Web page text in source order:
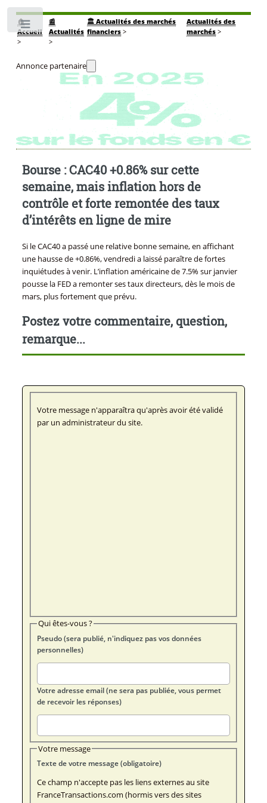
🏠
Accueil
>
📰
Actualités
>
🏛️ Actualités des marchés
financiers >
Actualités des
marchés >
Annonce partenaire
Bourse : CAC40 +0.86% sur cette
semaine, mais inflation hors de
contrôle et forte remontée des taux
d’intérêts en ligne de mire
Si le CAC40 a passé une relative bonne semaine, en affichant
une hausse de +0.86%, vendredi a laissé paraître de fortes
inquiétudes à venir. L’inflation américaine de 7.5% sur janvier
pousse la FED a remonter ses taux directeurs, dès le mois de
mars, plus fortement que prévu.
Postez votre commentaire, question,
remarque...
Votre message n'apparaîtra qu'après avoir été validé
par un administrateur du site.
Qui êtes-vous ?
Pseudo (sera publié, n'indiquez pas vos données
personnelles)
Votre adresse email (ne sera pas publiée, vous permet
de recevoir les réponses)
Votre message
Texte de votre message (obligatoire)
Ce champ n'accepte pas les liens externes au site
FranceTransactions.com (hormis vers des sites
Toggle